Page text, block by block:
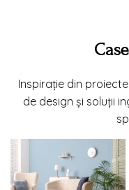
Inspirație din
de design și soluții